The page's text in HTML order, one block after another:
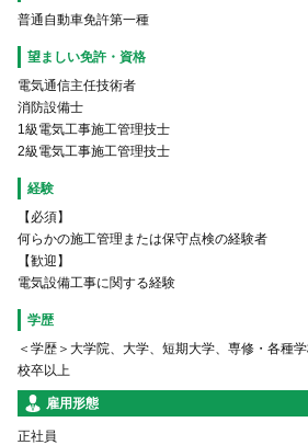
普通自動車免許第一種
望ましい免許・資格
電気通信主任技術者
消防設備士
1級電気工事施工管理技士
2級電気工事施工管理技士
経験
【必須】
何らかの施工管理または保守点検の経験者
【歓迎】
電気設備工事に関する経験
学歴
＜学歴＞大学院、大学、短期大学、専修・各種
校卒以上
雇用形態
正社員